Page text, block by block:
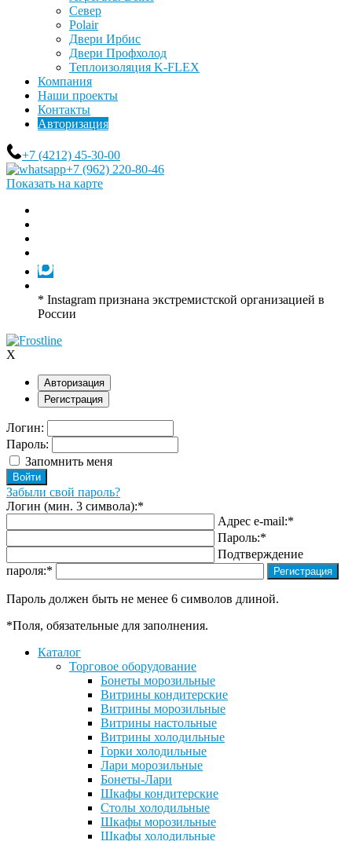
Север
Polair
Двери Ирбис
Двери Профхолод
Теплоизоляция K-FLEX
Компания
Наши проекты
Контакты
Авторизация
+7 (4212) 45-30-00
+7 (962) 220-80-46
Показать на карте
* Instagram признана экстремистской организацией в
России
X
Авторизация
Регистрация
Логин:
Пароль:
Запомнить меня
Забыли свой пароль?
Логин (мин. 3 символа):*
Адрес e-mail:*
Пароль:*
Подтверждение
пароля:*
Пароль должен быть не менее 6 символов длиной.
*Поля, обязательные для заполнения.
Каталог
Торговое оборудование
Бонеты морозильные
Витрины кондитерские
Витрины морозильные
Витрины настольные
Витрины холодильные
Горки холодильные
Лари морозильные
Бонеты-Лари
Шкафы кондитерские
Столы холодильные
Шкафы морозильные
Шкафы холодильные